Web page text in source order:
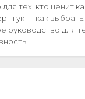
тех, кто ценит
гук — как
руководство для